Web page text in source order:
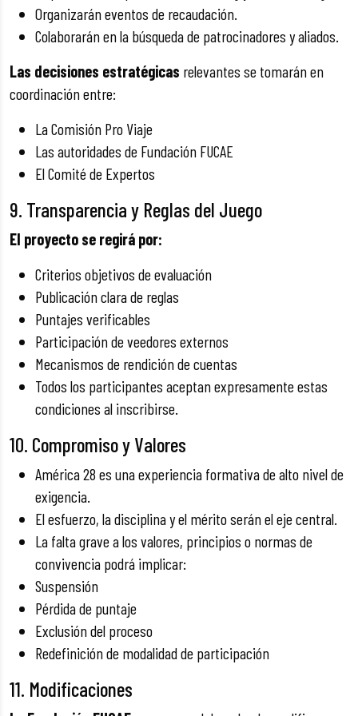
Organizarán eventos de recaudación.
Colaborarán en la búsqueda de patrocinadores y aliados.
Las decisiones estratégicas relevantes se tomarán en
coordinación entre:
La Comisión Pro Viaje
Las autoridades de Fundación FUCAE
El Comité de Expertos
9. Transparencia y Reglas del Juego
El proyecto se regirá por:
Criterios objetivos de evaluación
Publicación clara de reglas
Puntajes verificables
Participación de veedores externos
Mecanismos de rendición de cuentas
Todos los participantes aceptan expresamente estas
condiciones al inscribirse.
10. Compromiso y Valores
América 28 es una experiencia formativa de alto nivel de
exigencia.
El esfuerzo, la disciplina y el mérito serán el eje central.
La falta grave a los valores, principios o normas de
convivencia podrá implicar:
Suspensión
Pérdida de puntaje
Exclusión del proceso
Redefinición de modalidad de participación
11. Modificaciones